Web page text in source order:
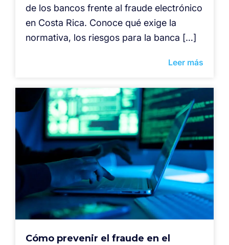
de los bancos frente al fraude electrónico
en Costa Rica. Conoce qué exige la
normativa, los riesgos para la banca […]
Leer más
Cómo prevenir el fraude en el